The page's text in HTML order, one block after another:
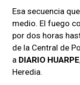
Esa secuencia
medio. El fuego
por dos horas
de la Central de
a DIARIO HUARPE
Heredia.